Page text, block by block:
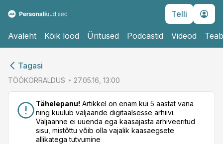
Telli
Avaleht Kõik lood Üritused Podcastid Videod
Tagasi
TÖÖKORRALDUS 27.05.16, 13:00
Tähelepanu! Artikkel on enam kui 5 aastat vana
ning kuulub väljaande digitaalsesse arhiivi.
Väljaanne ei uuenda ega kaasajasta arhiveeritud
sisu, mistõttu võib olla vajalik kaasaegsete
allikatega tutvumine